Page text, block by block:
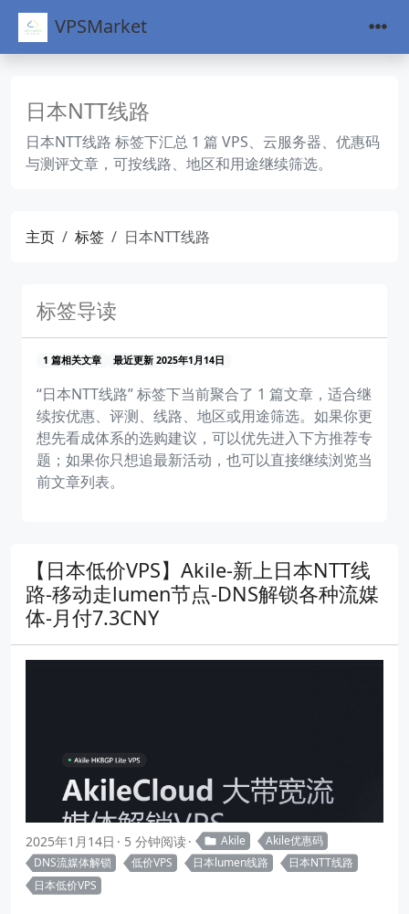
VPSMarket
日本NTT线路
日本NTT线路 标签下汇总 1 篇 VPS、云服务器、优惠码
与测评文章，可按线路、地区和用途继续筛选。
主页 标签 日本NTT线路
标签导读
1 篇相关文章 最近更新 2025年1月14日
“日本NTT线路” 标签下当前聚合了 1 篇文章，适合继
续按优惠、评测、线路、地区或用途筛选。如果你更
想先看成体系的选购建议，可以优先进入下方推荐专
题；如果你只想追最新活动，也可以直接继续浏览当
前文章列表。
【日本低价VPS】Akile-新上日本NTT线
路-移动走lumen节点-DNS解锁各种流媒
体-月付7.3CNY
2025年1月14日 5 分钟阅读 Akile
Akile优惠码
DNS流媒体解锁
低价VPS 日本lumen线路
日本NTT线路
日本低价VPS